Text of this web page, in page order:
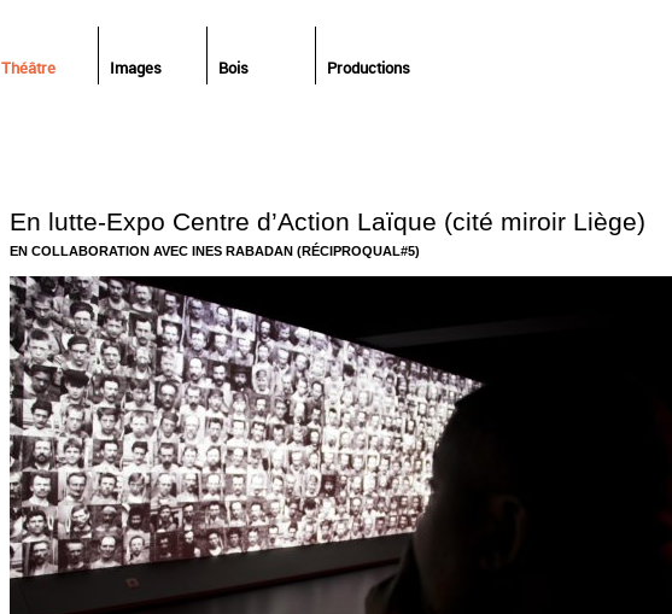
Théâtre Images Bois Productions
En lutte-Expo Centre d’Action Laïque (cité miroir Liège)
EN COLLABORATION AVEC INES RABADAN (RÉCIPROQUAL#5)